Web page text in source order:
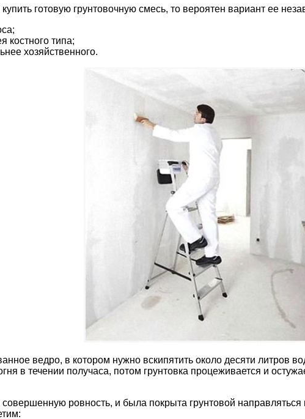
готовую грунтовочную смесь, то вероятен вариант ее
костного типа;
хозяйственного.
ведро, в котором нужно вскипятить около десяти
в течении получаса, потом грунтовка процеживается и
совершенную ровность, и была покрыта грунтовой